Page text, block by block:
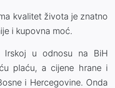
kvalitet života je znatno
i kupovna moć.
Irskoj u odnosu na BiH
plaću, a cijene hrane i
i Hercegovine. Onda